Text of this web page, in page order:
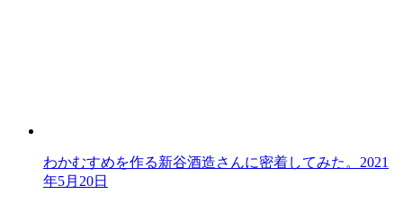
わかむすめを作る新谷酒造さんに密着してみた。 2021
年5月20日